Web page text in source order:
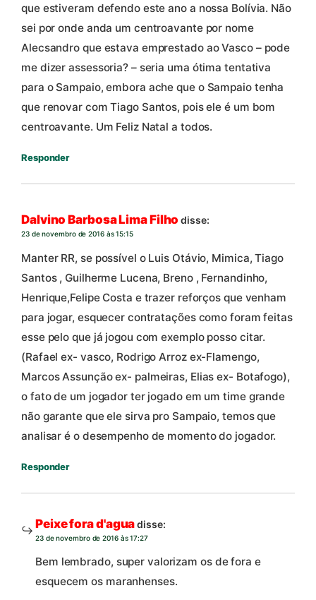
que estiveram defendo este ano a nossa Bolívia. Não
sei por onde anda um centroavante por nome
Alecsandro que estava emprestado ao Vasco – pode
me dizer assessoria? – seria uma ótima tentativa
para o Sampaio, embora ache que o Sampaio tenha
que renovar com Tiago Santos, pois ele é um bom
centroavante. Um Feliz Natal a todos.
Responder
Dalvino Barbosa Lima Filho disse:
23 de novembro de 2016 às 15:15
Manter RR, se possível o Luis Otávio, Mimica, Tiago
Santos , Guilherme Lucena, Breno , Fernandinho,
Henrique,Felipe Costa e trazer reforços que venham
para jogar, esquecer contratações como foram feitas
esse pelo que já jogou com exemplo posso citar.
(Rafael ex- vasco, Rodrigo Arroz ex-Flamengo,
Marcos Assunção ex- palmeiras, Elias ex- Botafogo),
o fato de um jogador ter jogado em um time grande
não garante que ele sirva pro Sampaio, temos que
analisar é o desempenho de momento do jogador.
Responder
Peixe fora d'aguadisse:
23 de novembro de 2016 às 17:27
Bem lembrado, super valorizam os de fora e
esquecem os maranhenses.